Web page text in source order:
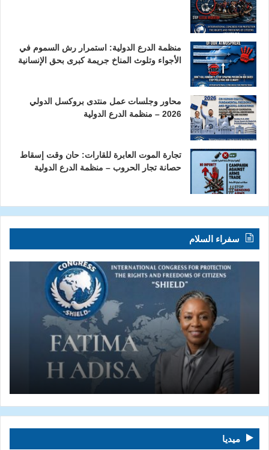
منظمة الدرع الدولية: استمرار رش السموم في
الأجواء وتلوث المناخ جريمة كبرى بحق الإنسانية
محاور وجلسات عمل منتدى بروكسل الدولي
2026 – منظمة الدرع الدولية
تجارة الموت العابرة للقارات: حان وقت إسقاط
حصانة تجار الحروب – منظمة الدرع الدولية
سفراء السلام
ميديا